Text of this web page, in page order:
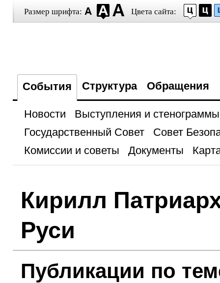
Размер шрифта: Цвета сайта:
События Структура Обращения
Новости
Выступления и стенограммы
Государственный Совет
Совет
Комиссии и советы
Документы
Кирилл
Руси
Публикации по